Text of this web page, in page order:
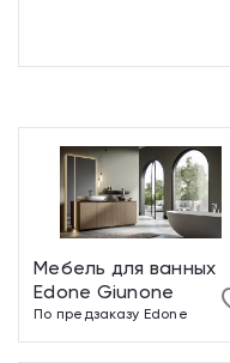
Мебель для ванных
Edone Giunone
По предзаказу Edone